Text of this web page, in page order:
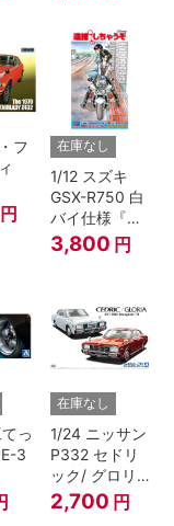
フ
円
在庫なし
1/12 スズキ
GSX-R750 白
バイ仕様『逮
捕しちゃう
ぞ』
3,800 円
っ
3
在庫なし
1/24 ニッサン
P332 セドリ
ック/ グロリ
ア 4HT280E
ブロアム '78
2,700 円